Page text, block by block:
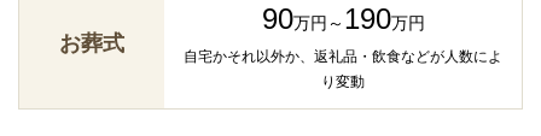
お葬式
90万円～ 190万円
自宅かそれ以外か、返礼品・飲食などが人数によ
り変動